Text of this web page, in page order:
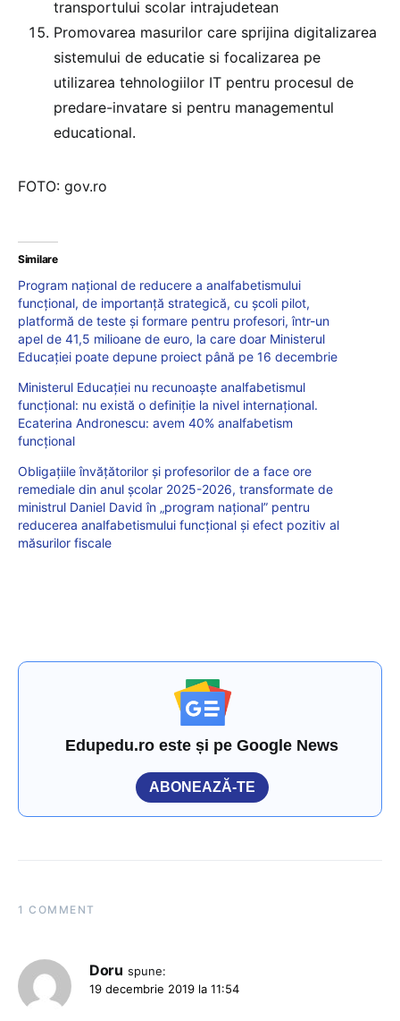
transportului scolar intrajudetean
Promovarea masurilor care sprijina digitalizarea
sistemului de educatie si focalizarea pe
utilizarea tehnologiilor IT pentru procesul de
predare-invatare si pentru managementul
educational.
FOTO: gov.ro
Similare
Program național de reducere a analfabetismului
funcțional, de importanță strategică, cu școli pilot,
platformă de teste și formare pentru profesori, într-un
apel de 41,5 milioane de euro, la care doar Ministerul
Educației poate depune proiect până pe 16 decembrie
Ministerul Educației nu recunoaşte analfabetismul
funcțional: nu există o definiție la nivel internațional.
Ecaterina Andronescu: avem 40% analfabetism
funcțional
Obligațiile învățătorilor și profesorilor de a face ore
remediale din anul școlar 2025-2026, transformate de
ministrul Daniel David în „program național” pentru
reducerea analfabetismului funcțional și efect pozitiv al
măsurilor fiscale
Edupedu.ro este și pe Google News
ABONEAZĂ-TE
1 COMMENT
Doru spune:
19 decembrie 2019 la 11:54